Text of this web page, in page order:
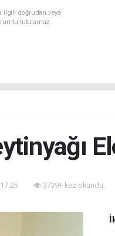
ilgili doğrudan veya
tutulamaz.
3739+ kez okundu.